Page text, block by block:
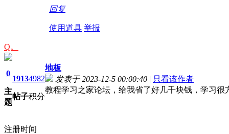
回复
使用道具 举报
Q。
0
主
题
1913
帖子
4982
积分
注册时间
地板
发表于 2023-12-5 00:00:40 | 只看该作者
教程学习之家论坛，给我省了好几千块钱，学习很